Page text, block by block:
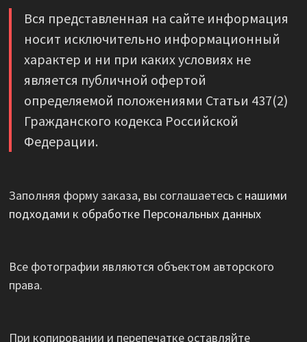
Вся представленная на сайте информация
носит исключительно информационный
характер и ни при каких условиях не
является публичной офертой
определяемой положениями Статьи 437(2)
Гражданского кодекса Российской
Федерации.
Заполняя форму заказа, вы соглашаетесь с нашими
подходами к обработке Персональных данных
Все фотографии являются объектом авторского
права.
При копировании и перепечатке оставляйте